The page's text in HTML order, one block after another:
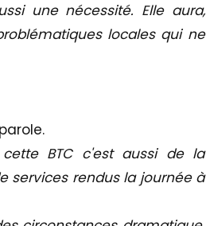
une nécessité. Elle aura,
locales qui ne
BTC c'est aussi de la
services rendus la journée à